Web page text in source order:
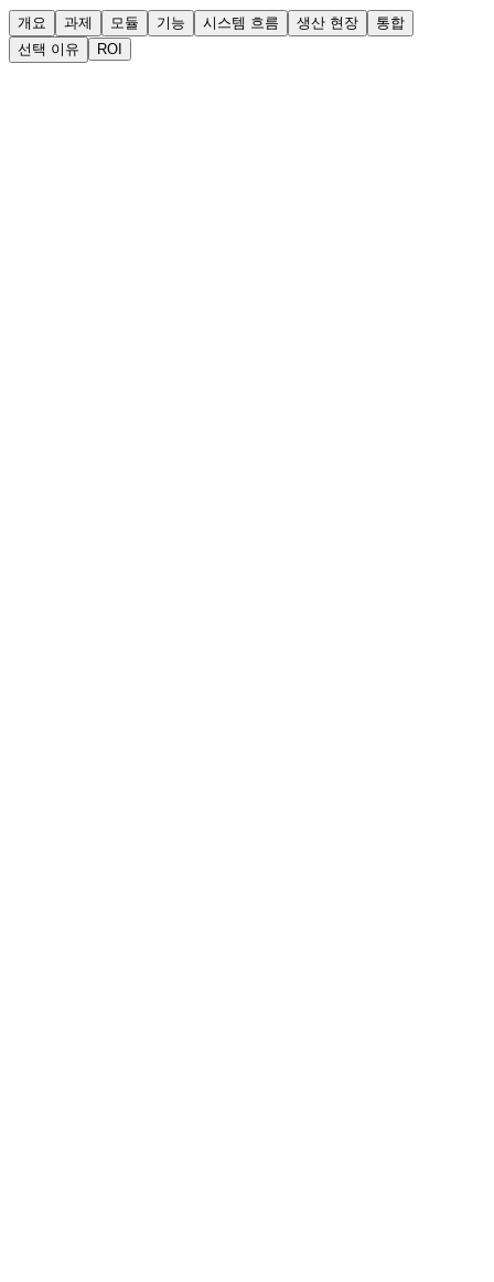
개요 과제 모듈 기능 시스템 흐름 생산 현장
통합
선택 이유
ROI